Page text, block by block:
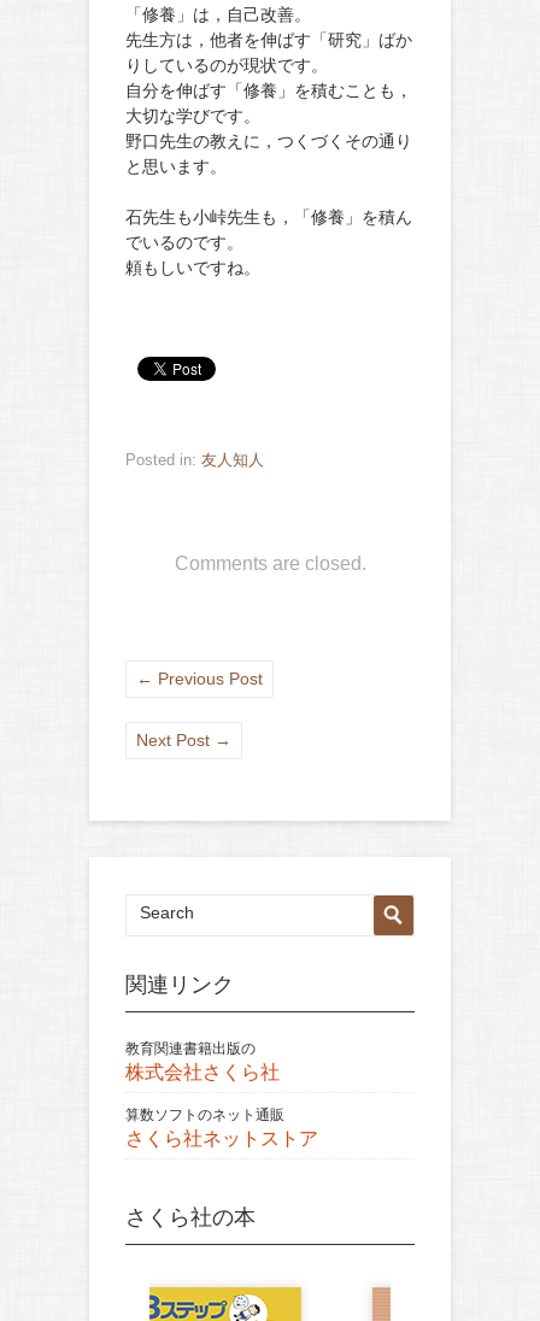
「修養」は，自己改善。
先生方は，他者を伸ばす「研究」ばか
りしているのが現状です。
自分を伸ばす「修養」を積むことも，
大切な学びです。
野口先生の教えに，つくづくその通り
と思います。
石先生も小峠先生も，「修養」を積ん
でいるのです。
頼もしいですね。
Posted in: 友人知人
Comments are closed.
← Previous Post
Next Post →
関連リンク
教育関連書籍出版の
株式会社さくら社
算数ソフトのネット通販
さくら社ネットストア
さくら社の本